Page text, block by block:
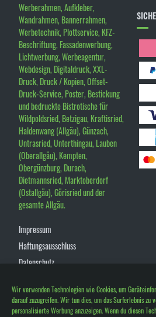
Wir verwenden Technologien wie Cookies, um
darauf zuzugreifen. Wir tun dies, um das Surferlebnis zu
personalisierte Werbung anzuzeigen. Wenn du diesen
Werberahmen, Aufkleber,
Wandrahmen, Bannerrahmen,
Werbetechnik, Plottservice, KFZ-
Beschriftung, Fassadenwerbung,
Lichtwerbung, Werbeagentur,
Webdesign, Digitaldruck, XXL-
Druck, Druck / Kopien, Offset-
Druck-Service, Poster, Bestickung
und bedruckte Bistrotische für
Wildpoldsried, Betzigau, Kraftisried,
Haldenwang (Allgäu), Günzach,
Untrasried, Unterthingau, Lauben
(Oberallgäu), Kempten,
Obergünzburg, Durach,
Dietmannsried, Marktoberdorf
(Ostallgäu), Görisried und der
gesamte Allgäu.
Impressum
Haftungsausschluss
Datenschutz
Widerrufsrecht
Cookie-Richtlinie (EU)